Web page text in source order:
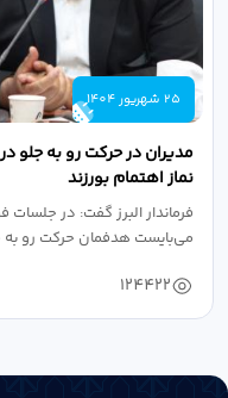
25 شهریور 1404
مدیران در حرکت رو به جلو
نماز اهتمام بورزند
فرماندار البرز گفت: در جلسات
می‌بایست هدفمان حرکت رو به
124422